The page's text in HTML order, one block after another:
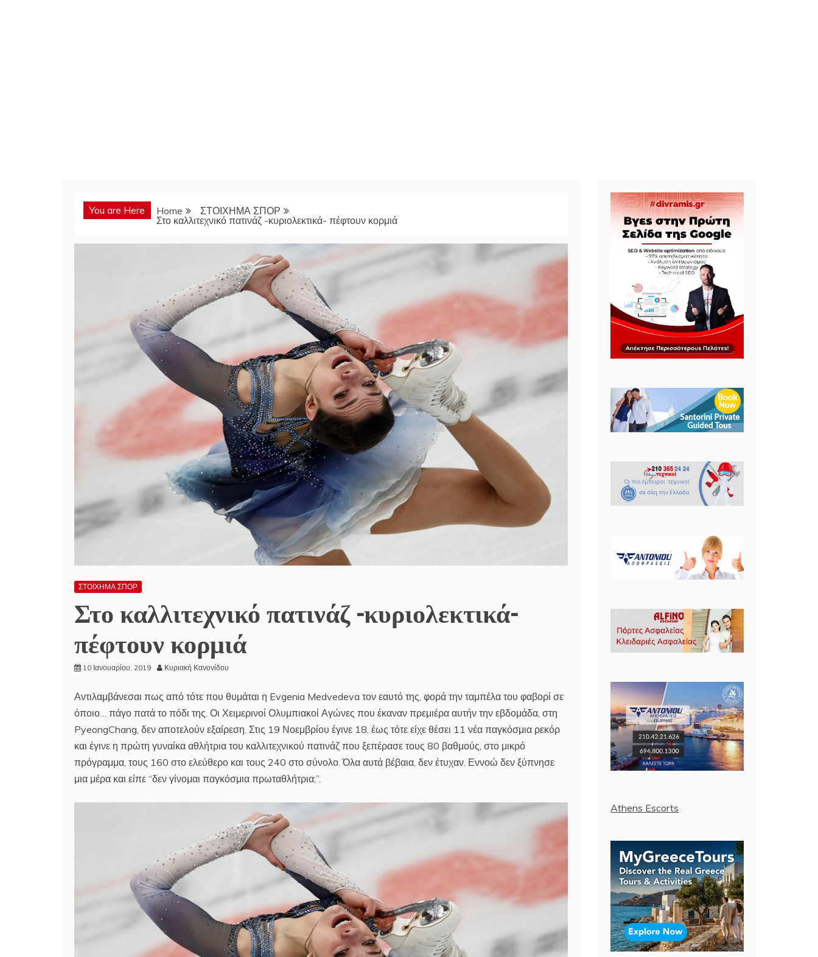
You are Here Home
ΣΤΟΙΧΗΜΑ ΣΠΟΡ
Στο καλλιτεχνικό πατινάζ -κυριολεκτικά- πέφτουν κορμιά
ΣΤΟΙΧΗΜΑ ΣΠΟΡ
Στο καλλιτεχνικό πατινάζ -κυριολεκτικά-
πέφτουν κορμιά
10 Ιανουαρίου, 2019 Κυριακή Κανονίδου
Αντιλαμβάνεσαι πως από τότε που θυμάται η Evgenia Medvedeva τον εαυτό της, φορά την ταμπέλα του φαβορί σε
όποιο… πάγο πατά το πόδι της. Οι Χειμερινοί Ολυμπιακοί Αγώνες που έκαναν πρεμιέρα αυτήν την εβδομάδα, στη
PyeongChang, δεν αποτελούν εξαίρεση. Στις 19 Νοεμβρίου έγινε 18. έως τότε είχε θέσει 11 νέα παγκόσμια ρεκόρ
και έγινε η πρώτη γυναίκα αθλήτρια του καλλιτεχνικού πατινάζ που ξεπέρασε τους 80 βαθμούς, στο μικρό
πρόγραμμα, τους 160 στο ελεύθερο και τους 240 στο σύνολο. Όλα αυτά βέβαια, δεν έτυχαν. Εννοώ δεν ξύπνησε
μια μέρα και είπε “δεν γίνομαι παγκόσμια πρωταθλήτρια;”.
Athens Escorts